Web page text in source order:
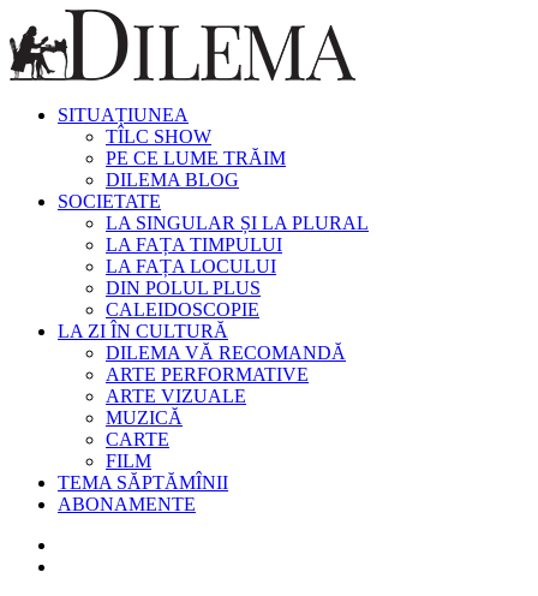
SITUAȚIUNEA
TÎLC SHOW
PE CE LUME TRĂIM
DILEMA BLOG
SOCIETATE
LA SINGULAR ȘI LA PLURAL
LA FAȚA TIMPULUI
LA FAȚA LOCULUI
DIN POLUL PLUS
CALEIDOSCOPIE
LA ZI ÎN CULTURĂ
DILEMA VĂ RECOMANDĂ
ARTE PERFORMATIVE
ARTE VIZUALE
MUZICĂ
CARTE
FILM
TEMA SĂPTĂMÎNII
ABONAMENTE